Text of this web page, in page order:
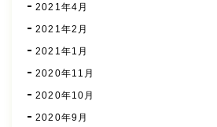
2021年4月
2021年2月
2021年1月
2020年11月
2020年10月
2020年9月